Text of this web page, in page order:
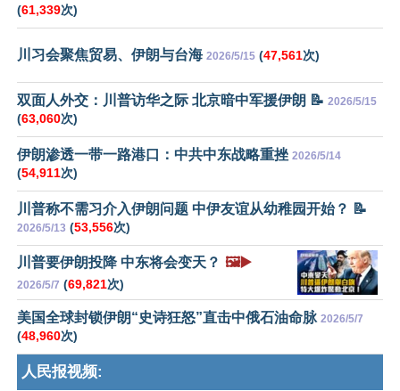
(61,339次)
川习会聚焦贸易、伊朗与台海 2026/5/15 (47,561次)
双面人外交：川普访华之际 北京暗中军援伊朗 📝 2026/5/15
(63,060次)
伊朗渗透一带一路港口：中共中东战略重挫 2026/5/14
(54,911次)
川普称不需习介入伊朗问题 中伊友谊从幼稚园开始？ 📝
2026/5/13 (53,556次)
川普要伊朗投降 中东将会变天？ 🖼️▶️
2026/5/7 (69,821次)
美国全球封锁伊朗“史诗狂怒”直击中俄石油命脉 2026/5/7
(48,960次)
人民报视频: